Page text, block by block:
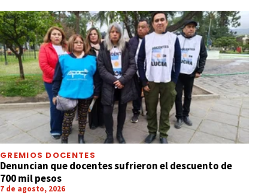
GREMIOS DOCENTES
Denuncian que docentes sufrieron el descuento de
700 mil pesos
7 de agosto, 2026